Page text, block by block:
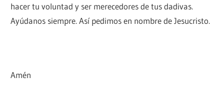
hacer tu voluntad y ser merecedores de tus dadivas.
Ayúdanos siempre. Así pedimos en nombre de Jesucristo.
Amén